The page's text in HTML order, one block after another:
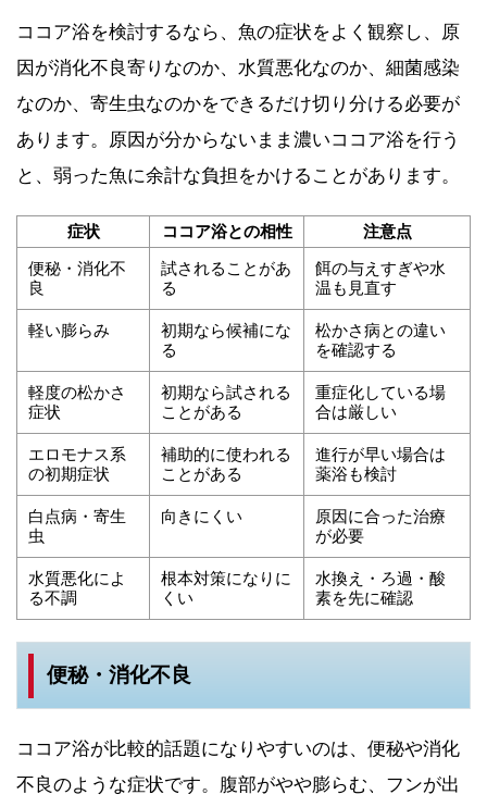
ココア浴を検討するなら、魚の症状をよく観察し、原
因が消化不良寄りなのか、水質悪化なのか、細菌感染
なのか、寄生虫なのかをできるだけ切り分ける必要が
あります。原因が分からないまま濃いココア浴を行う
と、弱った魚に余計な負担をかけることがあります。
症状 ココア浴との相性
注意点
便秘・消化不
良
試されることがあ
る
餌の与えすぎや水
温も見直す
軽い膨らみ
初期なら候補にな
る
松かさ病との違い
を確認する
軽度の松かさ
症状
初期なら試される
ことがある
重症化している場
合は厳しい
エロモナス系
の初期症状
補助的に使われる
ことがある
進行が早い場合は
薬浴も検討
白点病・寄生
虫
向きにくい
原因に合った治療
が必要
水質悪化によ
る不調
根本対策になりに
くい
水換え・ろ過・酸
素を先に確認
便秘・消化不良
ココア浴が比較的話題になりやすいのは、便秘や消化
不良のような症状です。腹部がやや膨らむ、フンが出